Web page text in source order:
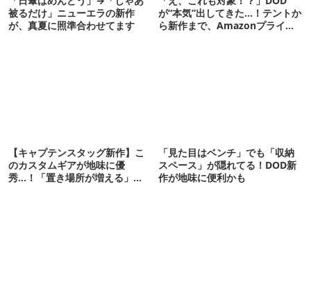
被るだけ」ニューエラの新作
が、真夏に照準合わせてます
が“本気”出してきた…！テントか
ら新作まで、Amazonプライム
【キャプテンスタッグ新作】こ
のカスタムギアが地味に優
秀…！「置き場所が増える」
「見た目はベンチ」でも「収納
スペース」が隠れてる！DOD新
作が地味に便利かも